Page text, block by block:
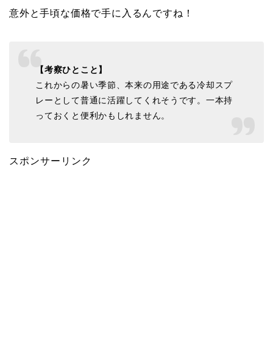
意外と手頃な価格で手に入るんですね！
【考察ひとこと】
これからの暑い季節、本来の用途である冷却スプ
レーとして普通に活躍してくれそうです。一本持
っておくと便利かもしれません。
スポンサーリンク